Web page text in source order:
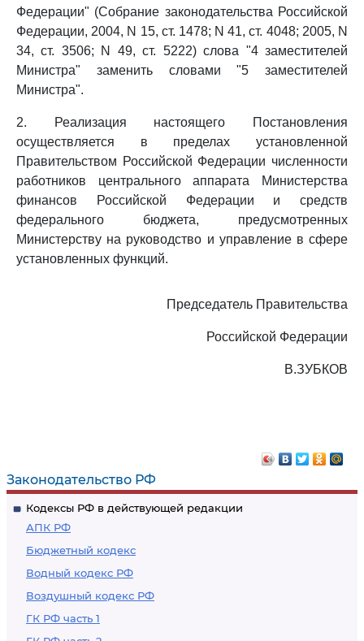
Законодательство РФ
Кодексы РФ в действующей редакции
АПК РФ
Бюджетный кодекс
Водный кодекс РФ
Воздушный кодекс РФ
ГК РФ часть 1
Федерации" (Собрание законодательства Российской
Федерации, 2004, N 15, ст. 1478; N 41, ст. 4048; 2005, N
34, ст. 3506; N 49, ст. 5222) слова "4 заместителей
Министра" заменить словами "5 заместителей
Министра".
2. Реализация настоящего Постановления
осуществляется в пределах установленной
Правительством Российской Федерации численности
работников центрального аппарата Министерства
финансов Российской Федерации и средств
федерального бюджета, предусмотренных
Министерству на руководство и управление в сфере
установленных функций.
Председатель Правительства
Российской Федерации
В.ЗУБКОВ